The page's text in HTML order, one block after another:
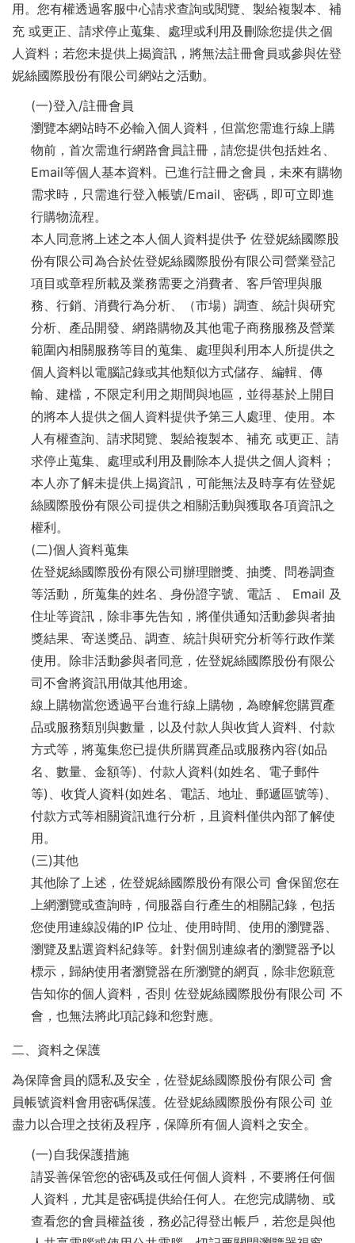
用。您有權透過客服中心請求查詢或閱覽、製給複製本、補
充 或更正、請求停止蒐集、處理或利用及刪除您提供之個
人資料；若您未提供上揭資訊，將無法註冊會員或參與佐登
妮絲國際股份有限公司網站之活動。
(一)登入/註冊會員
瀏覽本網站時不必輸入個人資料，但當您需進行線上購
物前，首次需進行網路會員註冊，請您提供包括姓名、
Email等個人基本資料。已進行註冊之會員，未來有購物
需求時，只需進行登入帳號/Email、密碼，即可立即進
行購物流程。
本人同意將上述之本人個人資料提供予 佐登妮絲國際股
份有限公司為合於佐登妮絲國際股份有限公司營業登記
項目或章程所載及業務需要之消費者、客戶管理與服
務、行銷、消費行為分析、（市場）調查、統計與研究
分析、產品開發、網路購物及其他電子商務服務及營業
範圍內相關服務等目的蒐集、處理與利用本人所提供之
個人資料以電腦記錄或其他類似方式儲存、編輯、傳
輸、建檔，不限定利用之期間與地區，並得基於上開目
的將本人提供之個人資料提供予第三人處理、使用。本
人有權查詢、請求閱覽、製給複製本、補充 或更正、請
求停止蒐集、處理或利用及刪除本人提供之個人資料；
本人亦了解未提供上揭資訊，可能無法及時享有佐登妮
絲國際股份有限公司提供之相關活動與獲取各項資訊之
權利。
(二)個人資料蒐集
佐登妮絲國際股份有限公司辦理贈獎、抽獎、問卷調查
等活動，所蒐集的姓名、身份證字號、電話 、 Email 及
住址等資訊，除非事先告知，將僅供通知活動參與者抽
獎結果、寄送獎品、調查、統計與研究分析等行政作業
使用。除非活動參與者同意，佐登妮絲國際股份有限公
司不會將資訊用做其他用途。
線上購物當您透過平台進行線上購物，為瞭解您購買產
品或服務類別與數量，以及付款人與收貨人資料、付款
方式等，將蒐集您已提供所購買產品或服務內容(如品
名、數量、金額等)、付款人資料(如姓名、電子郵件
等)、收貨人資料(如姓名、電話、地址、郵遞區號等)、
付款方式等相關資訊進行分析，且資料僅供內部了解使
用。
(三)其他
其他除了上述，佐登妮絲國際股份有限公司 會保留您在
上網瀏覽或查詢時，伺服器自行產生的相關記錄，包括
您使用連線設備的IP 位址、使用時間、使用的瀏覽器、
瀏覽及點選資料紀錄等。針對個別連線者的瀏覽器予以
標示，歸納使用者瀏覽器在所瀏覽的網頁，除非您願意
告知你的個人資料，否則 佐登妮絲國際股份有限公司 不
會，也無法將此項記錄和您對應。
二、資料之保護
為保障會員的隱私及安全，佐登妮絲國際股份有限公司 會
員帳號資料會用密碼保護。佐登妮絲國際股份有限公司 並
盡力以合理之技術及程序，保障所有個人資料之安全。
(一)自我保護措施
請妥善保管您的密碼及或任何個人資料，不要將任何個
人資料，尤其是密碼提供給任何人。在您完成購物、或
查看您的會員權益後，務必記得登出帳戶，若您是與他